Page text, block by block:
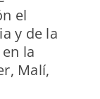
el
y de la
la
Malí,